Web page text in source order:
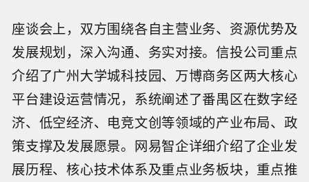
座谈会上，双方围绕各自主营业务、资源优势及
发展规划，深入沟通、务实对接。信投公司重点
介绍了广州大学城科技园、万博商务区两大核心
平台建设运营情况，系统阐述了番禺区在数字经
济、低空经济、电竞文创等领域的产业布局、政
策支撑及发展愿景。网易智企详细介绍了企业发
展历程、核心技术体系及重点业务板块，重点推